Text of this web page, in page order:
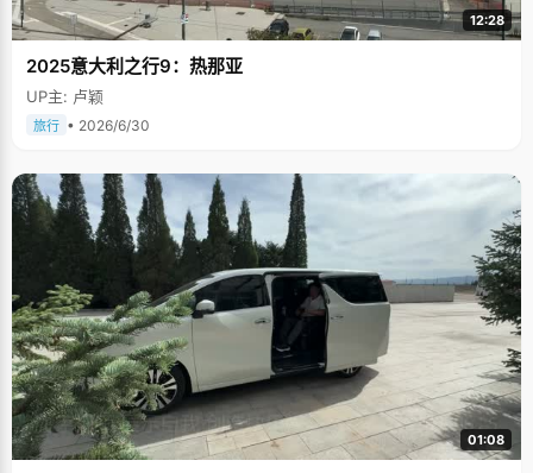
12:28
2025意大利之行9：热那亚
UP主: 卢颖
旅行 • 2026/6/30
01:08